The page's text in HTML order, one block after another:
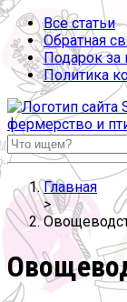
Все статьи
Обратная
Подарок за
Политика
Sveklon.Ru – все
Главная
>